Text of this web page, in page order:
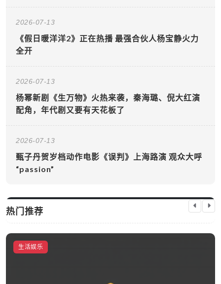
2026-07-13
《假日暖洋洋2》正在热播 最强合伙人杨宝静火力
全开
2026-07-13
杨幂新剧《生万物》火热来袭，秦海璐、倪大红演
配角，年代剧又要有天花板了
2026-07-13
甄子丹贺岁档动作电影《误判》上海路演 观众大呼
“passion”
热门推荐
生活娱乐